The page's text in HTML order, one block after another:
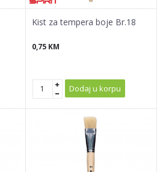
Kist za tempera boje Br.18
0,75 KM
Dodaj u korpu